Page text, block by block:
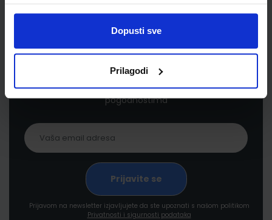
Dopusti sve
Prilagodi
Newsletter prijava
Prijavite se kako bi primali informacije o novim
proizvodima i uslugama, akcijama i drugim
pogodnostima
Prijavom na newsletter izjavljujete da ste upoznati s našom politikom
Privatnosti i sigurnosti podataka